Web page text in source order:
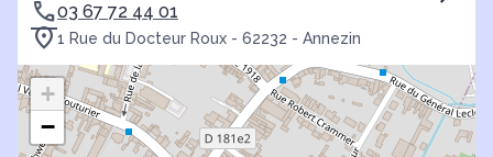
03 67 72 44 01
1 Rue du Docteur Roux - 62232 - Annezin
+
−